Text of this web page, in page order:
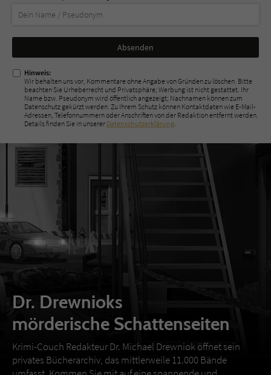
Nicht
ausfüllen!
Hinweis:
Wir behalten uns vor, Kommentare ohne Angabe von Gründen zu löschen. Bitte
beachten Sie Urheberrecht und Privatsphäre; Werbung ist nicht gestattet. Ihr
Name bzw. Pseudonym wird öffentlich angezeigt; Nachnamen können zum
Datenschutz gekürzt werden. Zu Ihrem Schutz können Kontaktdaten wie E-Mail-
Adressen, Telefonnummern oder Anschriften von der Redaktion entfernt werden.
Details finden Sie in unserer Datenschutzerklärung.
Dr. Drewnioks
mörderische Schattenseiten
Krimi-Couch Redakteur Dr. Michael Drewniok öffnet sein
privates Bücherarchiv, das mittlerweile 11.000 Bände